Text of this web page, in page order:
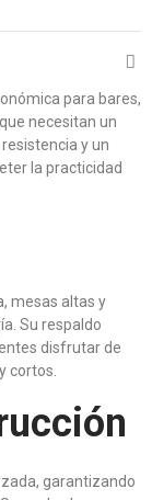
para bares,
necesitan un
y un
la practicidad
mesas altas y
Su respaldo
disfrutar de
cortos.
garantizando